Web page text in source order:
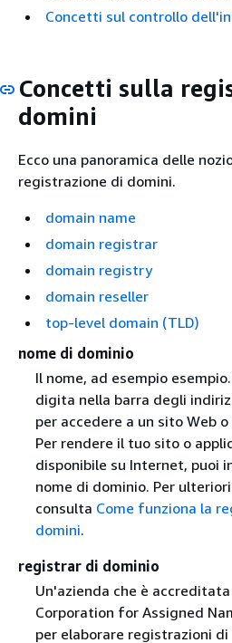
Concetti sul controllo
Concetti sulla
domini
Ecco una panoramica delle
registrazione di domini.
domain name
domain registrar
domain registry
domain reseller
top-level domain (TLD)
nome di dominio
Il nome, ad esempio
digita nella barra degli
per accedere a un sito Web
Per rendere il tuo sito o
disponibile su Internet, puoi
nome di dominio. Per
consulta Come funziona la
domini.
registrar di dominio
Un'azienda che è
Corporation for Assigned
per elaborare registrazioni